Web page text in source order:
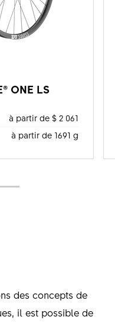
ONE LS
à partir de $ 2 061
à partir de 1691 g
des concepts de
il est possible de